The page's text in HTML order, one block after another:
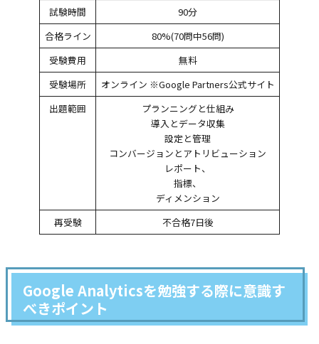
試験時間
90分
合格ライン
80%(70問中56問)
受験費用
無料
受験場所
オンライン ※Google Partners公式サイト
出題範囲
プランニングと仕組み
導入とデータ収集
設定と管理
コンバージョンとアトリビューション
レポート、
指標、
ディメンション
再受験
不合格7日後
Google Analyticsを勉強する際に意識す
べきポイント